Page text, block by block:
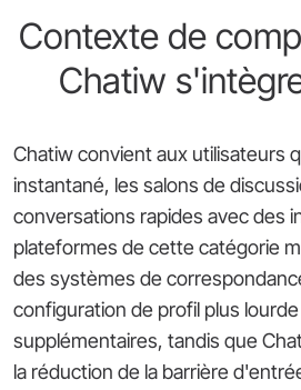
Contexte de
Chatiw
Chatiw convient aux utilisateurs
instantané, les salons de
conversations rapides avec des
plateformes de cette catégorie
des systèmes de
configuration de profil plus
supplémentaires, tandis que
la réduction de la barrière